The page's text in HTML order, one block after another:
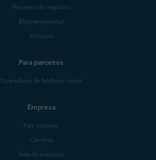
Parceiros de negócios
Blog empresarial
Afiliados
Para parceiros
Operadoras de telefonia móvel
Empresa
Fale conosco
Carreiras
Sala de imprensa